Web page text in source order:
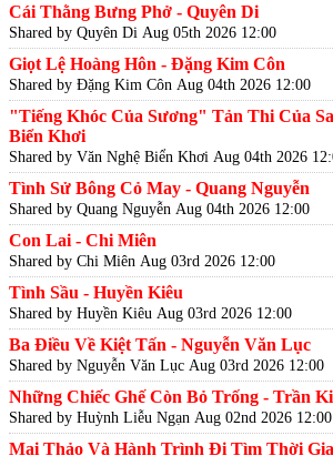
Cái Thằng Bưng Phở - Quyên Di
Shared by Quyên Di Aug 05th 2026 12:00
Giọt Lệ Hoàng Hôn - Đặng Kim Côn
Shared by Đặng Kim Côn Aug 04th 2026 12:00
"Tiếng Khóc Của Sương" Tản Thi Của
Biển Khơi
Shared by Văn Nghệ Biển Khơi Aug 04th 2026
Tình Sử Bông Cỏ May - Quang Nguyễn
Shared by Quang Nguyễn Aug 04th 2026 12:00
Con Lai - Chi Miên
Shared by Chi Miên Aug 03rd 2026 12:00
Tình Sầu - Huyền Kiêu
Shared by Huyền Kiêu Aug 03rd 2026 12:00
Ba Điều Về Kiệt Tấn - Nguyễn Văn Lục
Shared by Nguyễn Văn Lục Aug 03rd 2026 12:00
Những Chiếc Ghế Còn Bỏ Trống - Trần
Shared by Huỳnh Liễu Ngạn Aug 02nd 2026 12:00
Mai Thảo Và Hành Trình Đi Tìm Thời